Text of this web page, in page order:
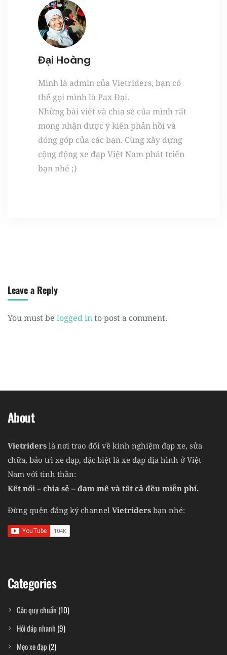
Đại Hoàng
Mình là admin của Vietriders, bạn có
thể gọi mình là Pax Đại.
Những bài viết và chia sẻ của mình rất
mong nhận được ý kiến phản hồi và
đóng góp của các bạn. Cùng xây dựng
cộng động xe đạp Việt Nam phát triển
bạn nhé ;)
Leave a Reply
You must be logged into post a comment.
About
Vietriders là nơi trao đổi về kinh nghiệm đạp xe, sửa
chữa, bảo trì xe đạp, đặc biệt là xe đạp địa hình ở Việt
Nam với tinh thần:
Kết nối – chia sẻ – đam mê và tất cả đều miễn phí.
Đừng quên đăng ký channel Vietriders bạn nhé:
Categories
Các quy chuẩn (10)
Hỏi đáp nhanh (9)
Mẹo xe đạp (2)